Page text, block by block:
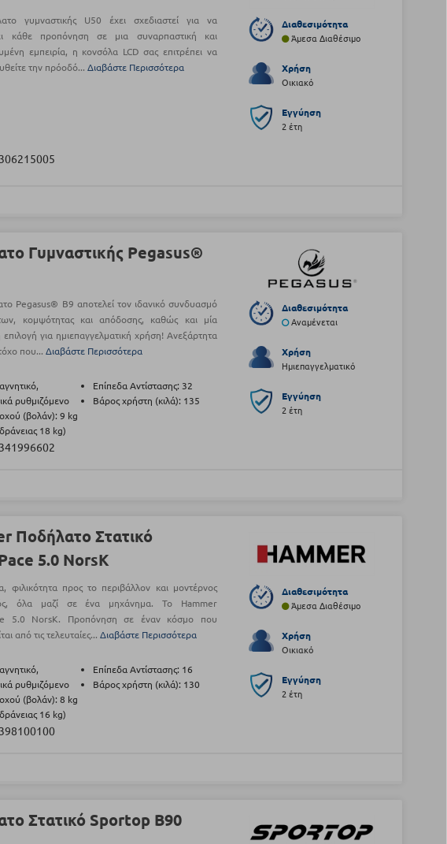
γυμναστικής U50 έχει σχεδιαστεί για να
κάθε προπόνηση σε μια συναρπαστική και
εμπειρία, η κονσόλα LCD σας επιτρέπει να
την πρόοδό...Διαβάστε Περισσότερα
306215005
Διαθεσιμότητα
Άμεσα Διαθέσιμο
Χρήση
Οικιακό
Εγγύηση
2 έτη
Γυμναστικής Pegasus®
Pegasus® B9 αποτελεί τον ιδανικό συνδυασμό
κομψότητας και απόδοσης, καθώς και μία
επιλογή για ημιεπαγγελματική χρήση! Ανεξάρτητα
που...Διαβάστε Περισσότερα
ρυθμιζόμενο
Επίπεδα Αντίστασης: 32
Βάρος χρήστη (κιλά): 135
(βολάν): 9 kg
18 kg)
341996602
Διαθεσιμότητα
Αναμένεται
Χρήση
Ημιεπαγγελματικό
Εγγύηση
2 έτη
Ποδήλατο Στατικό
5.0 NorsK
φιλικότητα προς το περιβάλλον και μοντέρνος
όλα μαζί σε ένα μηχάνημα. Το Hammer
5.0 NorsK. Προπόνηση σε έναν κόσμο που
από τις τελευταίες...Διαβάστε Περισσότερα
ρυθμιζόμενο
Επίπεδα Αντίστασης: 16
Βάρος χρήστη (κιλά): 130
(βολάν): 8 kg
16 kg)
398100100
Διαθεσιμότητα
Άμεσα Διαθέσιμο
Χρήση
Οικιακό
Εγγύηση
2 έτη
Στατικό Sportop B90